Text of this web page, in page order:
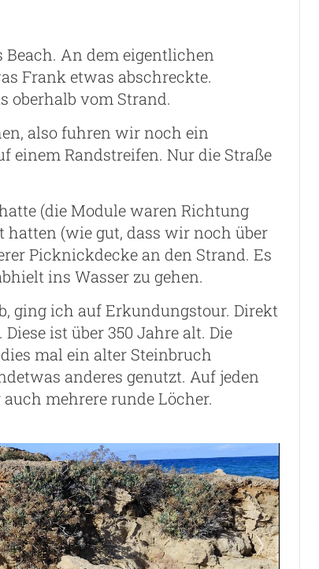
An dem eigentlichen
Frank etwas abschreckte.
oberhalb vom Strand.
also fuhren wir noch ein
Randstreifen. Nur die Straße
(die Module waren Richtung
(wie gut, dass wir noch über
Picknickdecke an den Strand. Es
ins Wasser zu gehen.
ging ich auf Erkundungstour. Direkt
ist über 350 Jahre alt. Die
mal ein alter Steinbruch
anderes genutzt. Auf jeden
mehrere runde Löcher.